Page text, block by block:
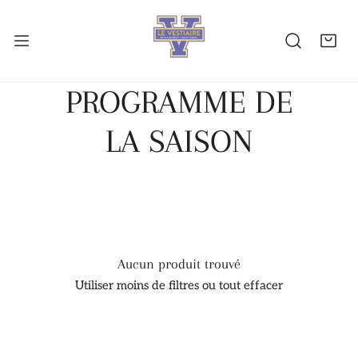
L
E
C
U
PROGRAMME DE
LA SAISON
Aucun produit trouvé
Utiliser moins de filtres ou tout effacer